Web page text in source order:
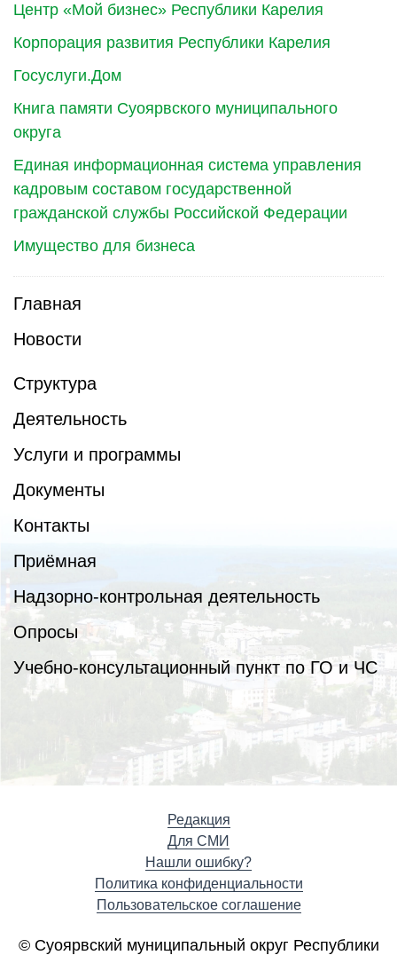
Центр «Мой бизнес» Республики Карелия
Корпорация развития Республики Карелия
Госуслуги.Дом
Книга памяти Суоярвского муниципального
округа
Единая информационная система управления
кадровым составом государственной
гражданской службы Российской Федерации
Имущество для бизнеса
Главная
Новости
Структура
Деятельность
Услуги и программы
Документы
Контакты
Приёмная
Надзорно-контрольная деятельность
Опросы
Учебно-консультационный пункт по ГО и ЧС
Редакция
Для СМИ
Нашли ошибку?
Политика конфиденциальности
Пользовательское соглашение
© Суоярвский муниципальный округ Республики